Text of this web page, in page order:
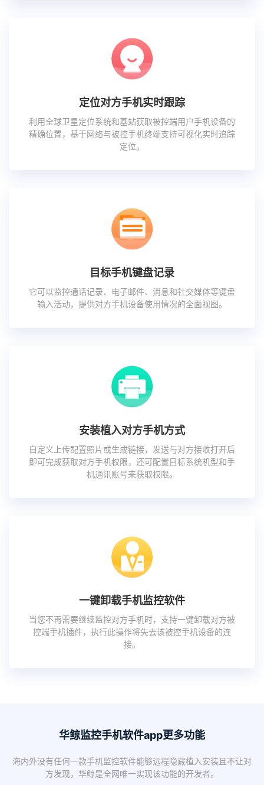
定位对方手机实时跟踪
利用全球卫星定位系统和基站获取被控端用户手机设备的
精确位置，基于网络与被控手机终端支持可视化实时追踪
定位。
目标手机键盘记录
它可以监控通话记录、电子邮件、消息和社交媒体等键盘
输入活动，提供对方手机设备使用情况的全面视图。
安装植入对方手机方式
自定义上传配置照片或生成链接，发送与对方接收打开后
即可完成获取对方手机权限，还可配置目标系统机型和手
机通讯账号来获取权限。
一键卸载手机监控软件
当您不再需要继续监控对方手机时，支持一键卸载对方被
控端手机插件，执行此操作将失去该被控手机设备的连
接。
华鲸监控手机软件app更多功能
海内外没有任何一款手机监控软件能够远程隐藏植入安装且不让对
方发现，华鲸是全网唯一实现该功能的开发者。